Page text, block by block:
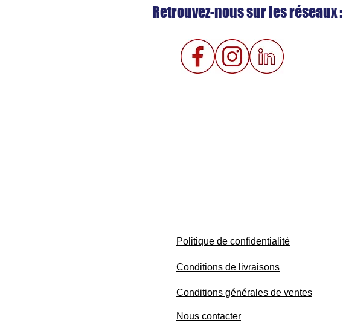
Retrouvez-nous sur les réseaux :
Politique de confidentialité
Conditions générales de ventes
Nous contacter
Conditions de livraisons